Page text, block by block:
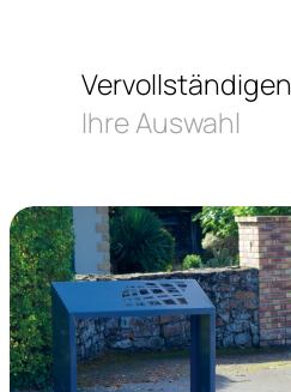
Vervollständigen
Ihre Auswahl